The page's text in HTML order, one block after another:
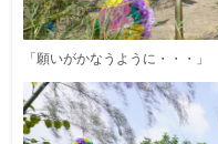
「願いがかなうように・・・」